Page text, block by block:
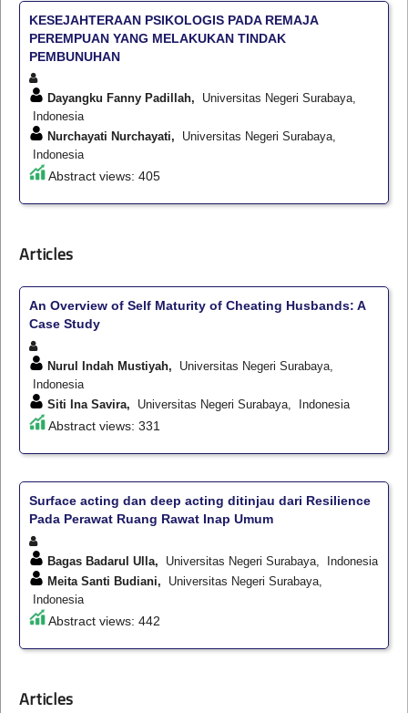
KESEJAHTERAAN PSIKOLOGIS PADA REMAJA
PEREMPUAN YANG MELAKUKAN TINDAK
PEMBUNUHAN
Dayangku Fanny Padillah, Universitas Negeri Surabaya,
Indonesia
Nurchayati Nurchayati, Universitas Negeri Surabaya,
Indonesia
Abstract views: 405
Articles
An Overview of Self Maturity of Cheating Husbands: A
Case Study
Nurul Indah Mustiyah, Universitas Negeri Surabaya,
Indonesia
Siti Ina Savira, Universitas Negeri Surabaya, Indonesia
Abstract views: 331
Surface acting dan deep acting ditinjau dari Resilience
Pada Perawat Ruang Rawat Inap Umum
Bagas Badarul Ulla, Universitas Negeri Surabaya, Indonesia
Meita Santi Budiani, Universitas Negeri Surabaya,
Indonesia
Abstract views: 442
Articles